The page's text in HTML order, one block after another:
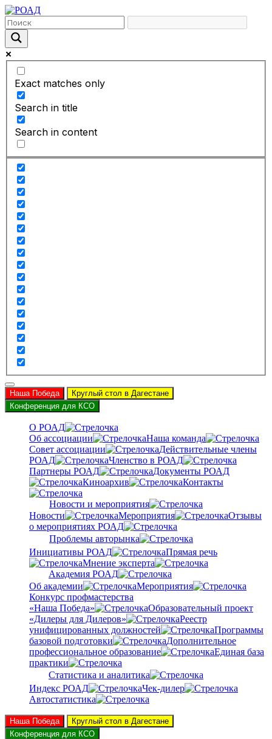
Exact matches only
Search in title
Search in content
Наша Победа
Круглый стол в Дагестане
Конференция для КСО
О РОАД
Об ассоциации
Наша команда
Совет ассоциации
Действительные члены
РОАД
Членство в РОАД
Партнеры РОАД
Документы РОАД
Киноархив
Контакты
Новости и мероприятия
Новости
Мероприятия
Отзывы
о мероприятиях РОАД
Проблемы авторынка
Инициативы РОАД
Прямая речь
Мнение эксперта
Академия РОАД
Об академии
Мероприятия
Конкурс профмастерства
«Наша Победа»
Образовательный проект
«Дилеры для Дилеров»
Реестр
унифицированных должностей
Программы
базовой подготовки
Дополнительное
профессиональное образование
Единая база
практики
Статистика и аналитика
Индекс РОАД
Чек-дилер
Автостатистика
Наша Победа
Круглый стол в Дагестане
Конференция для КСО